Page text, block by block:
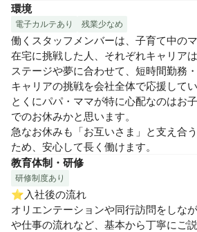
環境
電子カルテあり 残業少なめ
働くスタッフメンバーは、子育て中の
在宅に挑戦した人、それぞれキャリア
ステージや夢に合わせて、短時間勤務
キャリアの挑戦を会社全体で応援してい
とくにパパ・ママが特に心配なのはお
でのお休みかと思います。
急なお休みも「お互いさま」と支え合
ため、安心して長く働けます。
教育体制・研修
研修制度あり
⭐︎入社後の流れ
オリエンテーションや同行訪問をしな
や仕事の流れなど、基本から丁寧にご説